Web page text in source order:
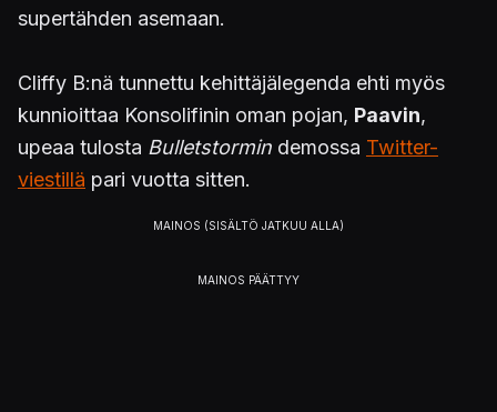
supertähden asemaan.
Cliffy B:nä tunnettu kehittäjälegenda ehti myös
kunnioittaa Konsolifinin oman pojan, Paavin,
upeaa tulosta Bulletstormin demossa Twitter-
viestillä pari vuotta sitten.